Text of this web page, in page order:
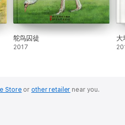
鸵鸟囚徒
2017
大
Store or other retailer near you.